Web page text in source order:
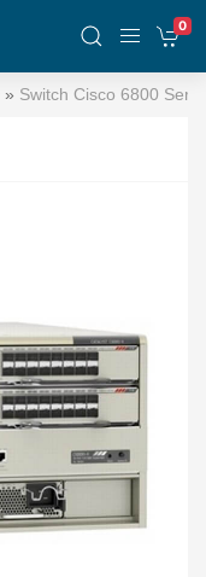
0
» Switch Cisco 6800